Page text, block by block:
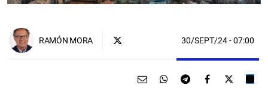
RAMÓN MORA 30/SEPT/24- 07:00